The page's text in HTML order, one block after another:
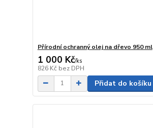
Přírodní ochranný olej na dřevo 950 ml
1 000 Kč/ks
826 Kč bez DPH
Přidat do košíku